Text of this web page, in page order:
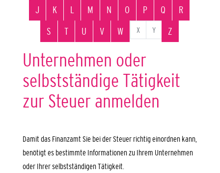
J
K L M N O P Q
R
S
T U V W X Y Z
Unternehmen oder
selbstständige Tätigkeit
zur Steuer anmelden
Damit das Finanzamt Sie bei der Steuer richtig einordnen kann,
benötigt es bestimmte Informationen zu Ihrem Unternehmen
oder Ihrer selbstständigen Tätigkeit.